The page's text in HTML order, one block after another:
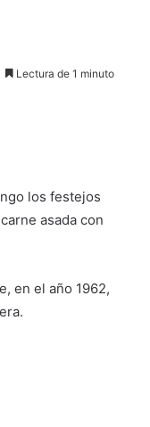
Lectura de 1 minuto
los festejos
asada con
en el año 1962,